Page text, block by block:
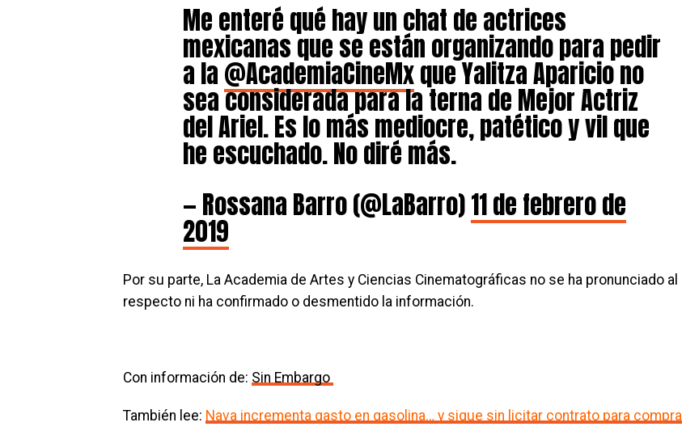
Me enteré qué hay un chat de actrices
mexicanas que se están organizando para pedir
a la@AcademiaCineMxque Yalitza Aparicio no
sea considerada para la terna de Mejor Actriz
del Ariel. Es lo más mediocre, patético y vil que
he escuchado. No diré más.
— Rossana Barro (@LaBarro)11 de febrero de
2019
Por su parte, La Academia de Artes y Ciencias Cinematográficas no se ha pronunciado al
respecto ni ha confirmado o desmentido la información.
Con información de: Sin Embargo
También lee: Nava incrementa gasto en gasolina… y sigue sin licitar contrato para compra